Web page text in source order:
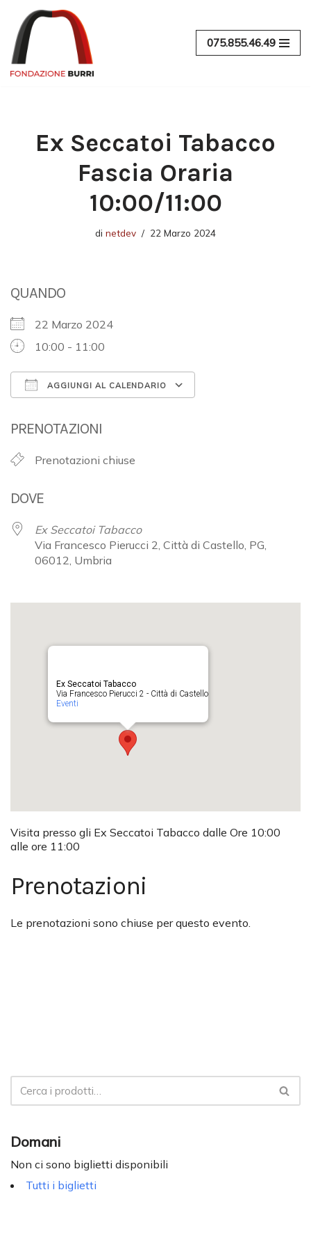
Vai
al
contenuto
075.855.46.49
Ex Seccatoi Tabacco
Fascia Oraria
10:00/11:00
di netdev 22 Marzo 2024
QUANDO
22 Marzo 2024
10:00 - 11:00
AGGIUNGI AL CALENDARIO
PRENOTAZIONI
Prenotazioni chiuse
DOVE
Ex Seccatoi Tabacco
Via Francesco Pierucci 2, Città di Castello, PG,
06012, Umbria
Ex Seccatoi Tabacco
Via Francesco Pierucci 2 - Città di Castello
Eventi
Visita presso gli Ex Seccatoi Tabacco dalle Ore 10:00
alle ore 11:00
Prenotazioni
Le prenotazioni sono chiuse per questo evento.
Domani
Non ci sono biglietti disponibili
Tutti i biglietti